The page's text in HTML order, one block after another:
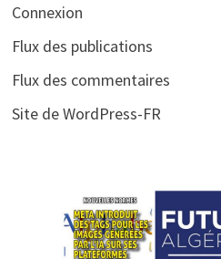
Connexion
Flux des publications
Flux des commentaires
Site de WordPress-FR